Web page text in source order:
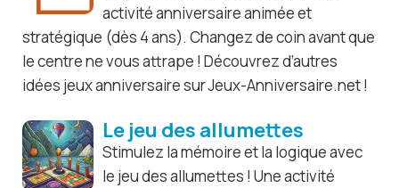
activité anniversaire animée et
stratégique (dès 4 ans). Changez de coin avant que
le centre ne vous attrape ! Découvrez d’autres
idées jeux anniversaire sur Jeux-Anniversaire.net !
Le jeu des allumettes
Stimulez la mémoire et la logique avec
le jeu des allumettes ! Une activité